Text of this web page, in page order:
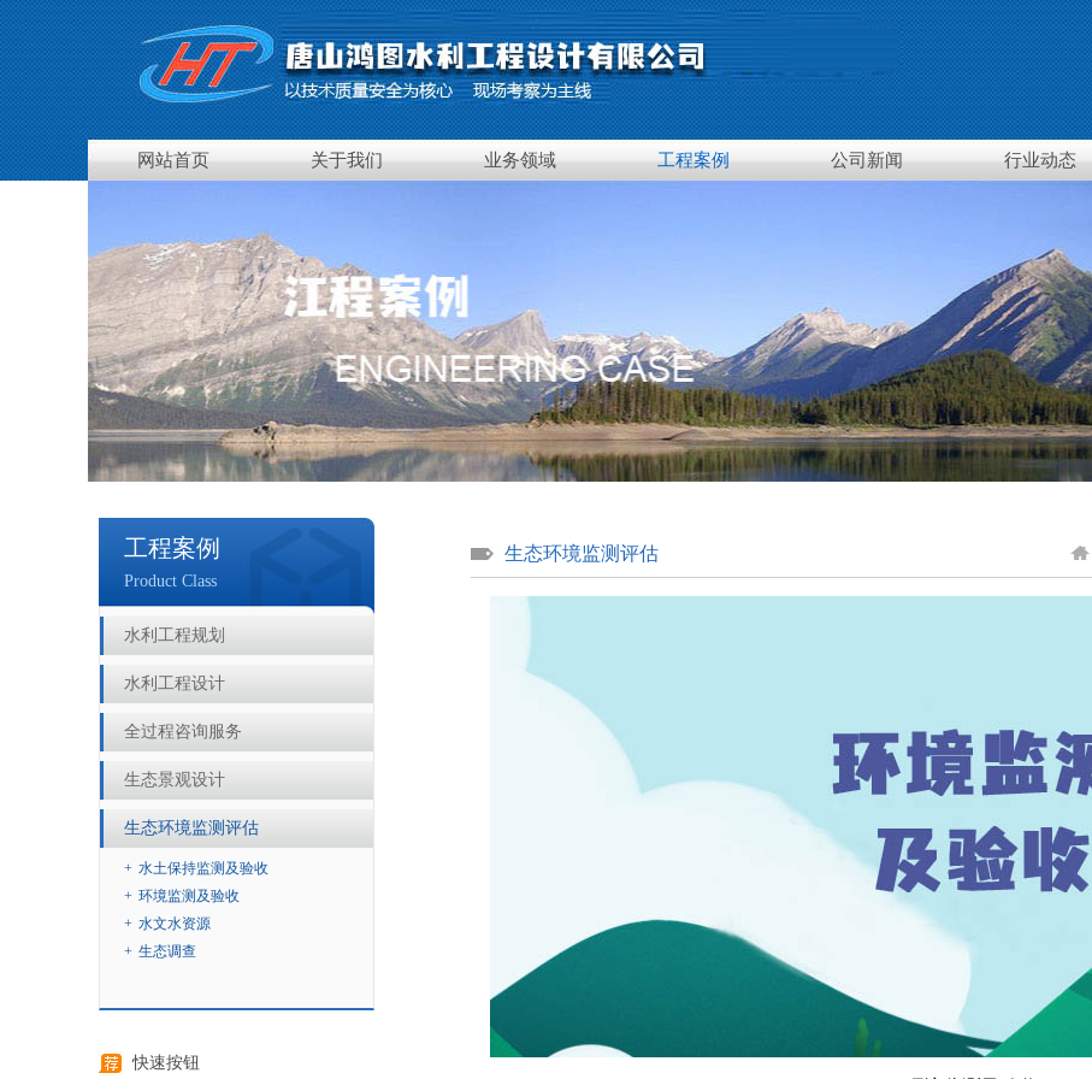
网站首页 关于我们 业务领域 工程案例 公司新闻 行业动态
工程案例
Product Class
水利工程规划
水利工程设计
全过程咨询服务
生态景观设计
生态环境监测评估
+ 水土保持监测及验收
+ 环境监测及验收
+ 水文水资源
+ 生态调查
快速按钮
生态环境监测评估